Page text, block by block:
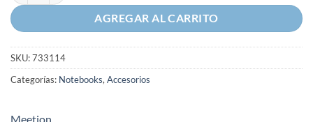
AGREGAR AL CARRITO
SKU:733114
Categorías: Notebooks, Accesorios
Meetion